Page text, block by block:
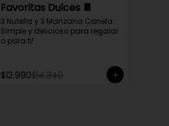
Favoritas Dulces 🍫
3 Nutella y 3 Manzana Canela.
Simple y delicioso para regalar
o para ti!
$12.990$14.340